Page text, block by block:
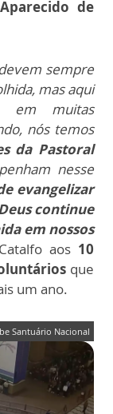
de
sempre
mas aqui
em muitas
nós temos
da Pastoral
nesse
evangelizar
continue
em nossos
aos 10
que
um ano.
Santuário Nacional